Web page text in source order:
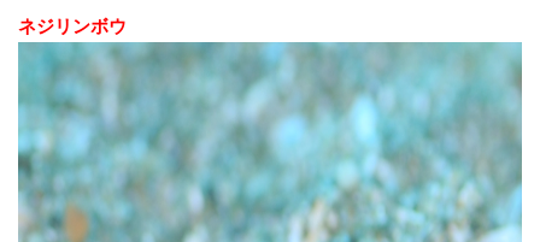
ネジリンボウ